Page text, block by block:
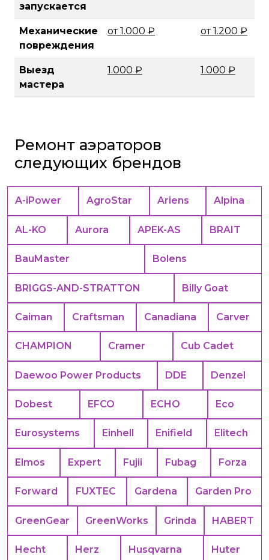
запускается
Механические
повреждения
от 1.000 ₽ от 1.200 ₽
Выезд
мастера
1.000 ₽ 1.000 ₽
Ремонт аэраторов
следующих брендов
A-iPower AgroStar Ariens Alpina
AL-KO Aurora APEK-АS BRAIT
BauMaster Bolens
BRIGGS-AND-STRATTON Billy Goat
Caiman Craftsman Canadiana Carver
CHAMPION Cramer Cub Cadet
Daewoo Power Products DDE Denzel
Dobest EFCO ECHO Eco
Eurosystems Einhell Enifield Elitech
Elmos Expert Fujii Fubag Forza
Forward FUXTEC Gardena Garden Pro
GreenGear GreenWorks Grinda HABERT
Hecht Herz Husqvarna Huter